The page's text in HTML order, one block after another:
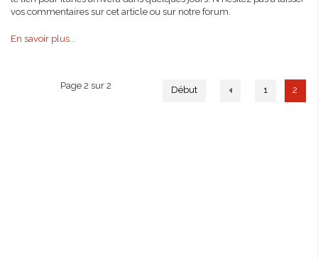
vos commentaires sur cet article ou sur notre forum.
En savoir plus...
Début 1 2
Page 2 sur 2